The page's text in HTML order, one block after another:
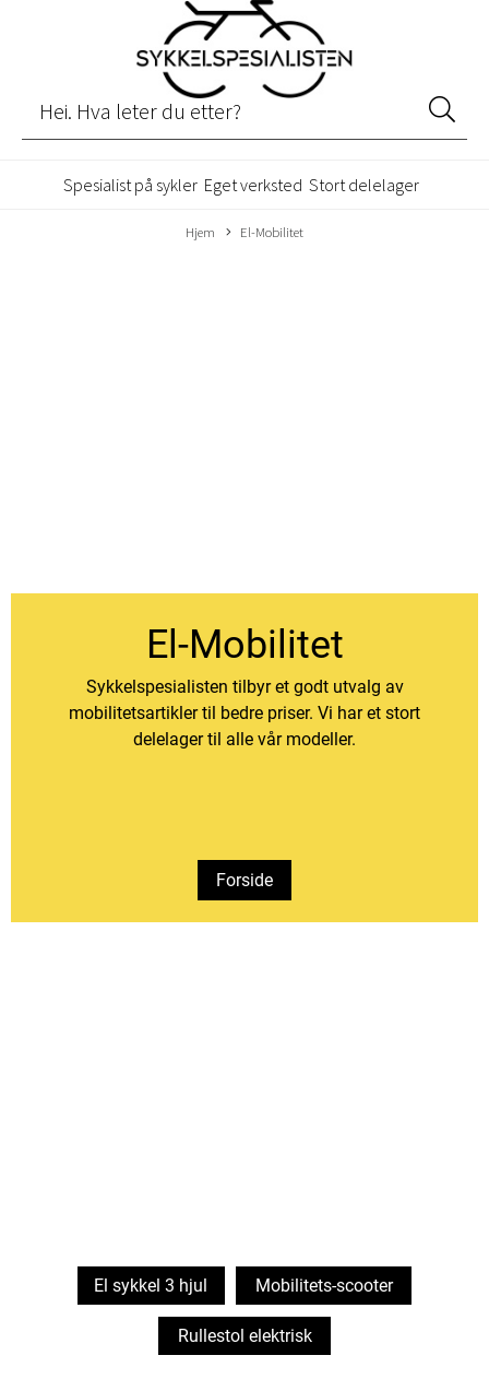
Spesialist på sykler Eget verksted Stort delelager
Hjem El-Mobilitet
El-Mobilitet
Sykkelspesialisten tilbyr et godt utvalg av
mobilitetsartikler til bedre priser. Vi har et stort
delelager til alle vår modeller.
Forside
El sykkel 3 hjul Mobilitets-scooter
Rullestol elektrisk